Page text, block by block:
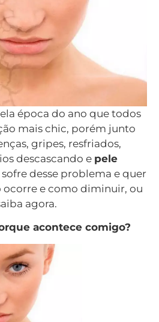
época do ano que todos
mais chic, porém junto
gripes, resfriados,
descascando e pele
sofre desse problema e quer
ocorre e como diminuir, ou
agora.
acontece comigo?